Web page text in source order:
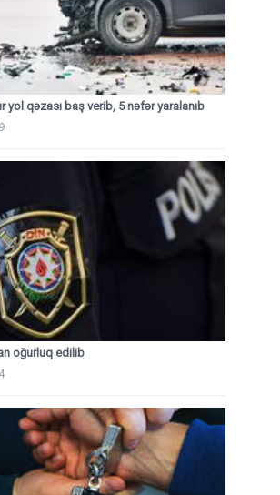
yol qəzası baş verib, 5 nəfər yaralanıb
oğurluq edilib